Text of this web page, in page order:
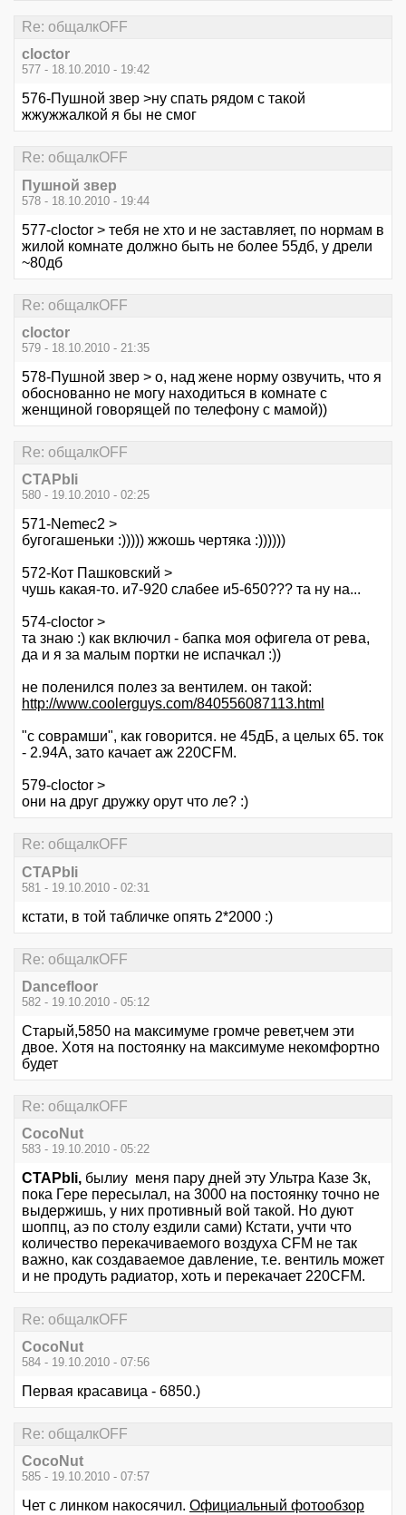
Re: общалкOFF
cloctor
577 - 18.10.2010 - 19:42
576-Пушной звер >ну спать рядом с такой
жжужжалкой я бы не смог
Re: общалкOFF
Пушной звер
578 - 18.10.2010 - 19:44
577-cloctor > тебя не хто и не заставляет, по нормам в
жилой комнате должно быть не более 55дб, у дрели
~80дб
Re: общалкOFF
cloctor
579 - 18.10.2010 - 21:35
578-Пушной звер > о, над жене норму озвучить, что я
обоснованно не могу находиться в комнате с
женщиной говорящей по телефону с мамой))
Re: общалкOFF
CTAPbIi
580 - 19.10.2010 - 02:25
571-Nemec2 >
бугогашеньки :))))) жжошь чертяка :))))))
572-Кот Пашковский >
чушь какая-то. и7-920 слабее и5-650??? та ну на...
574-cloctor >
та знаю :) как включил - бапка моя офигела от рева,
да и я за малым портки не испачкал :))
не поленился полез за вентилем. он такой:
http://www.coolerguys.com/840556087113.html
"с соврамши", как говорится. не 45дБ, а целых 65. ток
- 2.94А, зато качает аж 220CFM.
579-cloctor >
они на друг дружку орут что ле? :)
Re: общалкOFF
CTAPbIi
581 - 19.10.2010 - 02:31
кстати, в той табличке опять 2*2000 :)
Re: общалкOFF
Dancefloor
582 - 19.10.2010 - 05:12
Старый,5850 на максимуме громче ревет,чем эти
двое. Хотя на постоянку на максимуме некомфортно
будет
Re: общалкOFF
CocoNut
583 - 19.10.2010 - 05:22
CTAPbIi, былиу меня пару дней эту Ультра Казе 3к,
пока Гере пересылал, на 3000 на постоянку точно не
выдержишь, у них противный вой такой. Но дуют
шоппц, аэ по столу ездили сами) Кстати, учти что
количество перекачиваемого воздуха CFM не так
важно, как создаваемое давление, т.е. вентиль может
и не продуть радиатор, хоть и перекачает 220CFM.
Re: общалкOFF
CocoNut
584 - 19.10.2010 - 07:56
Первая красавица - 6850.)
Re: общалкOFF
CocoNut
585 - 19.10.2010 - 07:57
Чет с линком накосячил. Официальный фотообзор